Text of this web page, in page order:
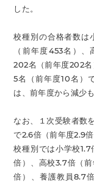
した。
校種別の合格者数は
（前年度453名）
202名（前年度202
5名（前年度10名）
は、前年度から減少
なお、１次受験者数
で2.6倍（前年度2.9倍
校種別では小学校
倍）、高校3.7倍（
倍）、養護教員8.7